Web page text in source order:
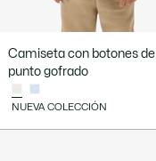
Camiseta con botones de
punto gofrado
NUEVA COLECCIÓN